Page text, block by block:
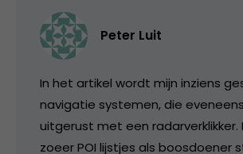
Peter Luit
In het artikel wordt mijn inziens
navigatie systemen, die
uitgerust met een radarverklikker.
zoeer POI lijstjes als boosdoener